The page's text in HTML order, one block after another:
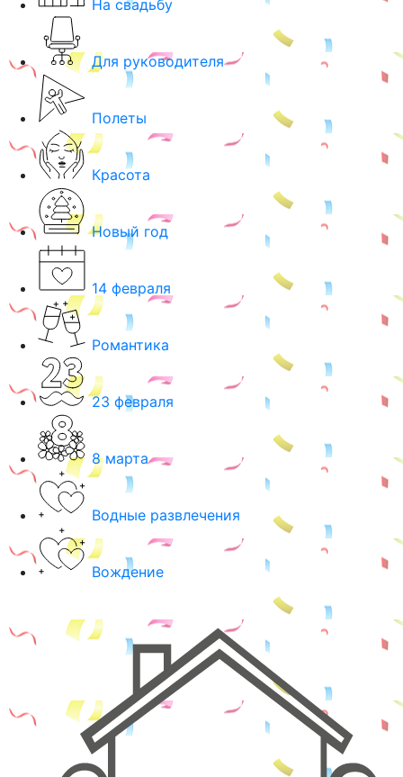
На свадьбу
Для руководителя
Полеты
Красота
Новый год
14 февраля
Романтика
23 февраля
8 марта
Водные развлечения
Вождение